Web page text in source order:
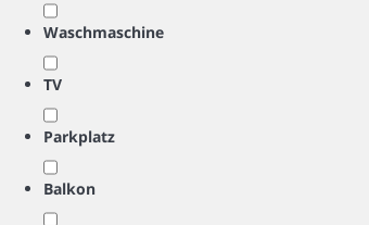
Waschmaschine
TV
Parkplatz
Balkon